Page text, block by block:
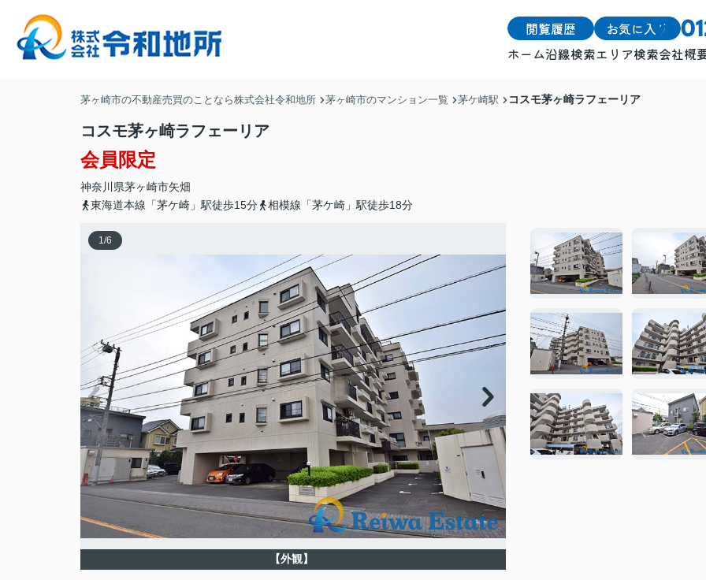
閲覧履歴 お気に入り
ホーム沿線検索エリア検索会社概
茅ヶ崎市の不動産売買のことなら株式会社令和地所 茅ヶ崎市のマンション一覧 茅ケ崎駅 コスモ茅ヶ崎ラフェーリア
コスモ茅ヶ崎ラフェーリア
会員限定
神奈川県茅ヶ崎市矢畑
東海道本線「茅ケ崎」駅徒歩15分
相模線「茅ケ崎」駅徒歩18分
1/6
【外観】